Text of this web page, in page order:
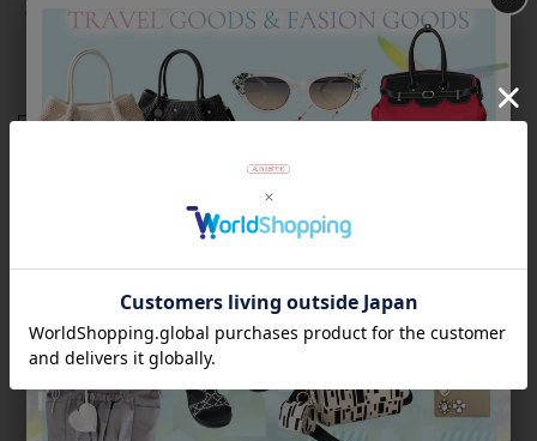
代から70代以上まで、素敵につけていただけます。
ステンレス製でアレルギー反応を起こしにくく、丈夫で気兼ね
なく使えるのが嬉しいポイント。